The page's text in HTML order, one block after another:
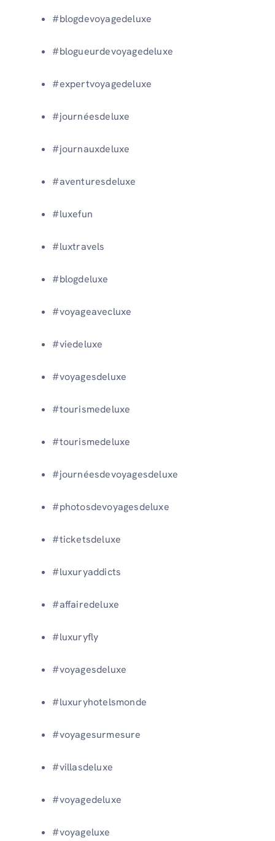
#blogdevoyagedeluxe
#blogueurdevoyagedeluxe
#expertvoyagedeluxe
#journéesdeluxe
#journauxdeluxe
#aventuresdeluxe
#luxefun
#luxtravels
#blogdeluxe
#voyageavecluxe
#viedeluxe
#voyagesdeluxe
#tourismedeluxe
#tourismedeluxe
#journéesdevoyagesdeluxe
#photosdevoyagesdeluxe
#ticketsdeluxe
#luxuryaddicts
#affairedeluxe
#luxuryfly
#voyagesdeluxe
#luxuryhotelsmonde
#voyagesurmesure
#villasdeluxe
#voyagedeluxe
#voyageluxe